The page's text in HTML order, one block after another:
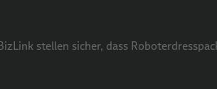
stellen sicher, dass